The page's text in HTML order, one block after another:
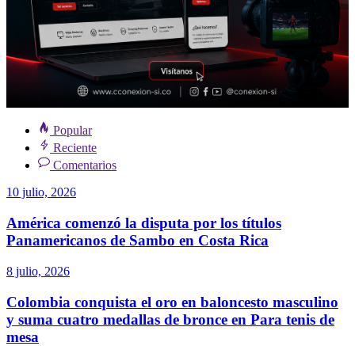
Popular
Reciente
Comentarios
10 julio, 2026
América comenzó la disputa por los títulos
Panamericanos de Sambo en Costa Rica
8 julio, 2026
Colombia conquista el oro en baloncesto masculino
y suma cuatro medallas de bronce en Para tenis de
mesa